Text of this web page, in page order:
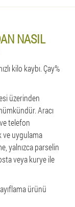
NASIL
kilo kaybı. Çay%
üzerinden
Aracı
telefon
ve uygulama
yalnızca parselin
veya kurye ile
ürünü